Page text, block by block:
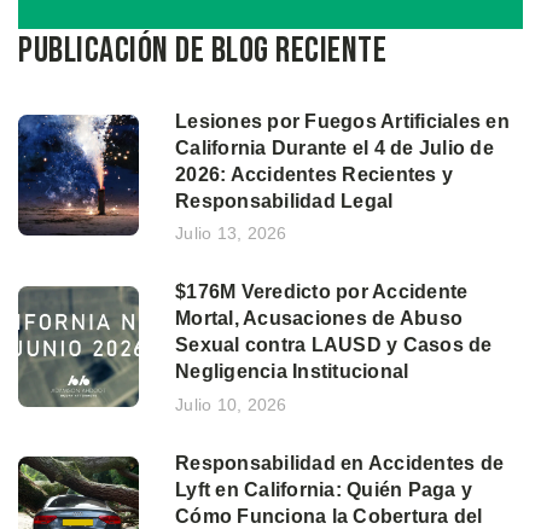
Publicación de blog reciente
Lesiones por Fuegos Artificiales en
California Durante el 4 de Julio de
2026: Accidentes Recientes y
Responsabilidad Legal
Julio 13, 2026
$176M Veredicto por Accidente
Mortal, Acusaciones de Abuso
Sexual contra LAUSD y Casos de
Negligencia Institucional
Julio 10, 2026
Responsabilidad en Accidentes de
Lyft en California: Quién Paga y
Cómo Funciona la Cobertura del